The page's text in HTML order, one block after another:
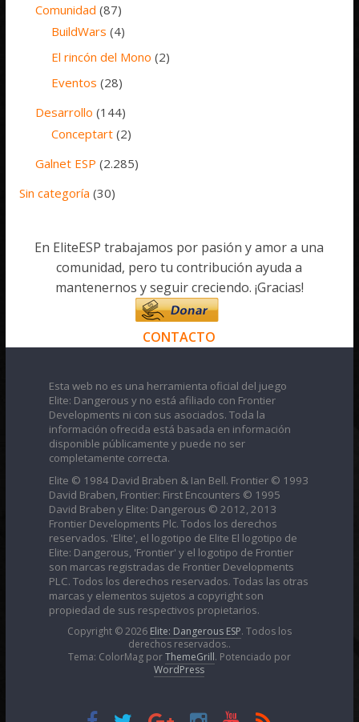
Comunidad (87)
BuildWars (4)
El rincón del Mono (2)
Eventos (28)
Desarrollo (144)
Conceptart (2)
Galnet ESP (2.285)
Sin categoría (30)
En EliteESP trabajamos por pasión y amor a una
comunidad, pero tu contribución ayuda a
mantenernos y seguir creciendo. ¡Gracias!
CONTACTO
Esta web no es una herramienta oficial del juego
Elite: Dangerous y no está afiliado con Frontier
Developments ni con sus asociados. Toda la
información ofrecida está basada en información
disponible públicamente y puede no ser
completamente correcta.
Elite © 1984 David Braben & Ian Bell. Frontier © 1993
David Braben, Frontier: First Encounters © 1995
David Braben y Elite: Dangerous © 2012, 2013
Frontier Developments Plc. Todos los derechos
reservados. 'Elite', el logotipo de Elite El logotipo de
Elite: Dangerous, 'Frontier' y el logotipo de Frontier
son marcas registradas de Frontier Developments
PLC. Todos los derechos reservados. Todas las otras
marcas y elementos sujetos a copyright son
propiedad de sus respectivos propietarios.
Copyright © 2026 Elite: Dangerous ESP. Todos los
derechos reservados..
Tema: ColorMag porThemeGrill. Potenciado por
WordPress